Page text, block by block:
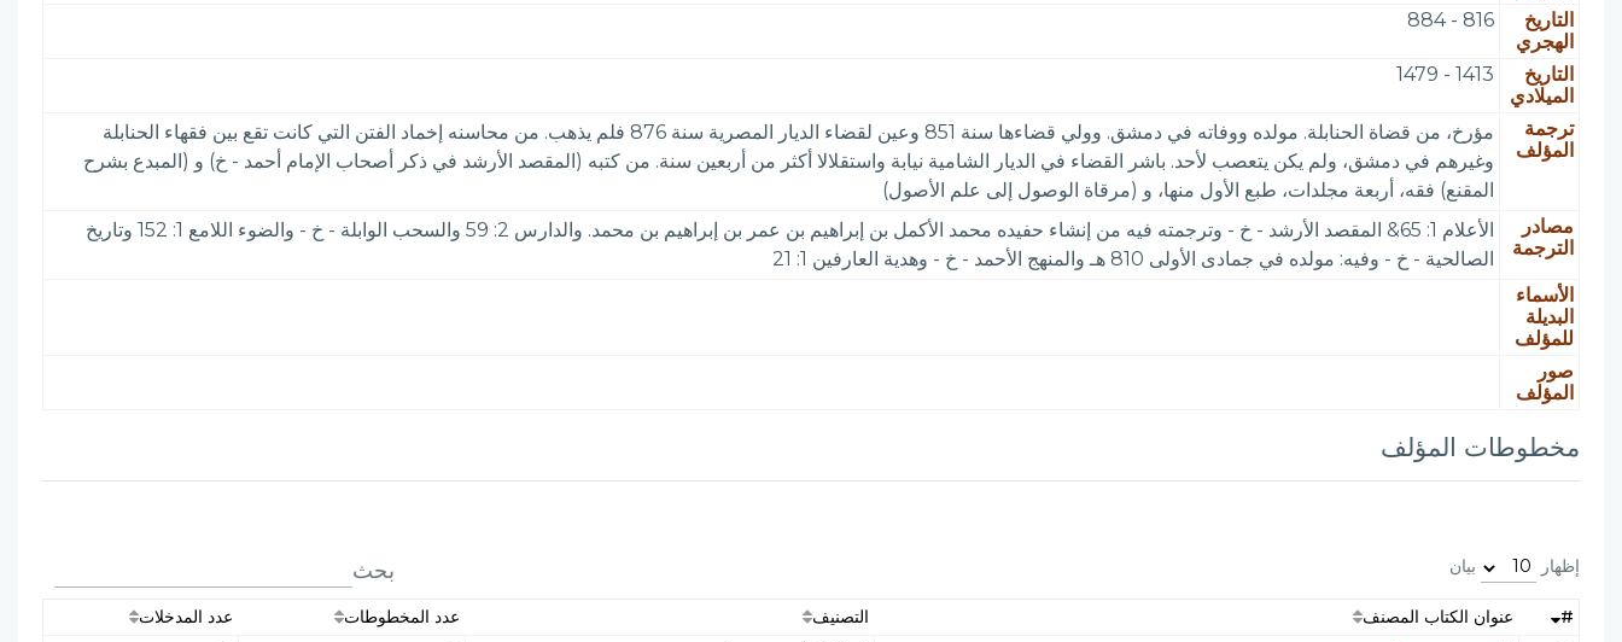
التاريخ
الهجري
816 - 884
التاريخ
الميلادي
1413 - 1479
ترجمة
المؤلف
مؤرخ، من قضاة الحنابلة. مولده ووفاته في دمشق. وولي قضاءها سنة 851 وعين لقضاء الديار المصرية سنة 876 فلم يذهب. من محاسنه إخماد الفتن التي كانت تقع بين فقهاء الحنابلة
وغيرهم في دمشق، ولم يكن يتعصب لأحد. باشر القضاء في الديار الشامية نيابة واستقلالا أكثر من أربعين سنة. من كتبه (المقصد الأرشد في ذكر أصحاب الإمام أحمد - خ) و (المبدع بشرح
المقنع) فقه، أربعة مجلدات، طبع الأول منها، و (مرقاة الوصول إلى علم الأصول)
مصادر
الترجمة
الأعلام 1: 65& المقصد الأرشد - خ - وترجمته فيه من إنشاء حفيده محمد الأكمل بن إبراهيم بن عمر بن إبراهيم بن محمد. والدارس 2: 59 والسحب الوابلة - خ - والضوء اللامع 1: 152 وتاريخ
الصالحية - خ - وفيه: مولده في جمادى الأولى 810 هـ والمنهج الأحمد - خ - وهدية العارفين 1: 21
الأسماء
البديلة
للمؤلف
صور
المؤلف
مخطوطات المؤلف
إظهار بيان بحث
# عنوان الكتاب المصنف التصنيف عدد المخطوطات عدد المدخلات